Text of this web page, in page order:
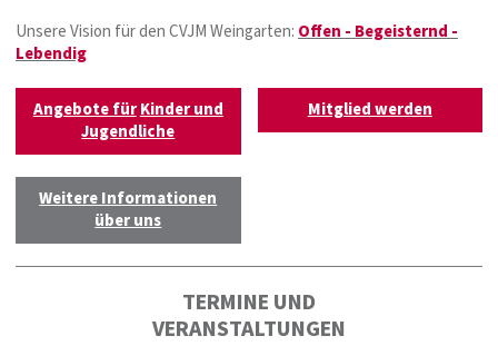
Unsere Vision für den CVJM Weingarten: Offen - Begeisternd -
Lebendig
Angebote für Kinder und
Jugendliche
Weitere Informationen
über uns
Mitglied werden
TERMINE UND
VERANSTALTUNGEN